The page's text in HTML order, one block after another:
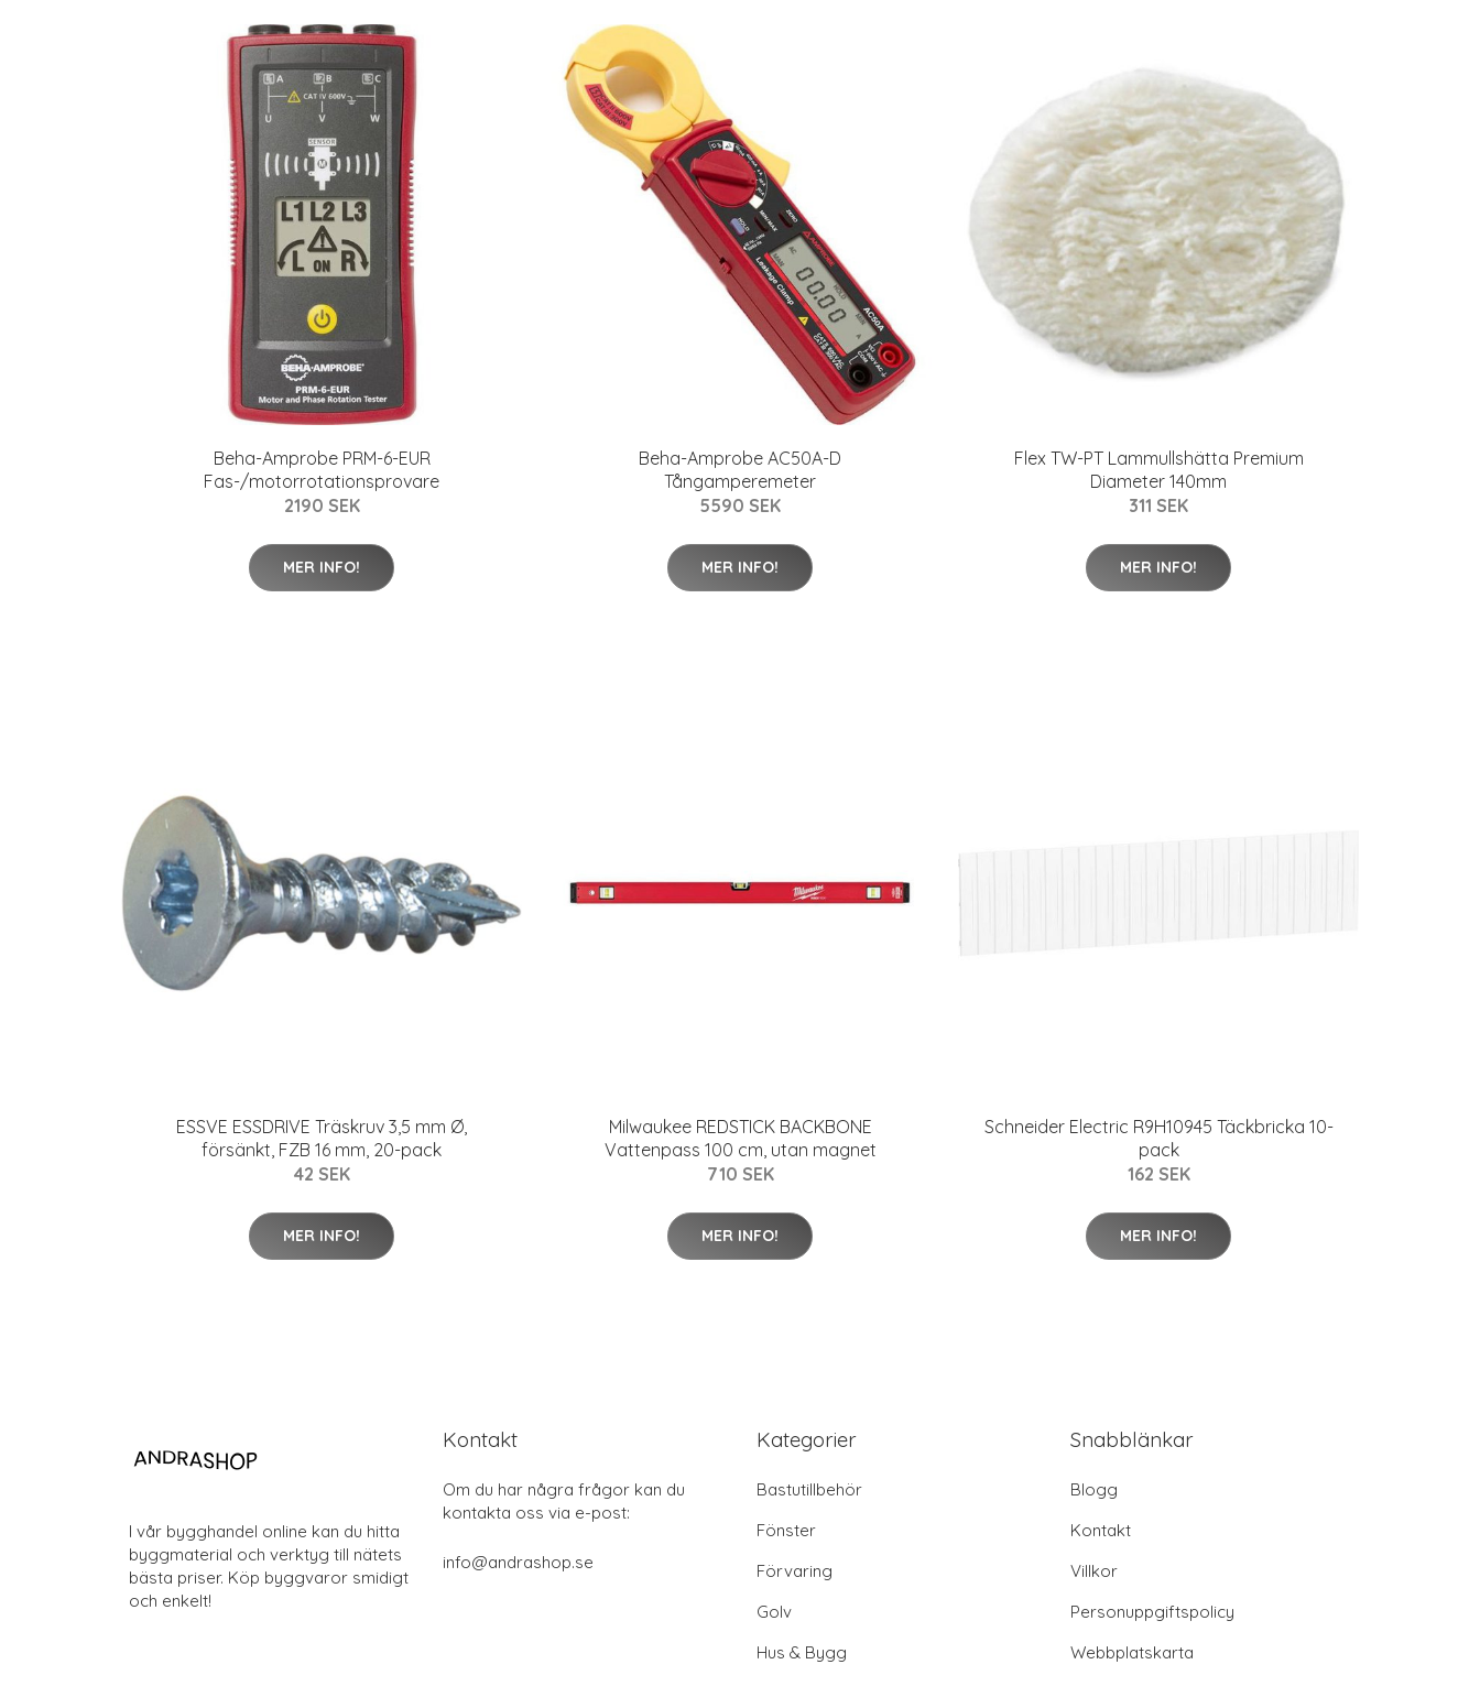
Beha-Amprobe PRM-6-EUR
Fas-/motorrotationsprovare
2190 SEK
MER INFO!
Beha-Amprobe AC50A-D
Tångamperemeter
5590 SEK
MER INFO!
Flex TW-PT Lammullshätta Premium
Diameter 140mm
311 SEK
MER INFO!
ESSVE ESSDRIVE Träskruv 3,5 mm Ø,
försänkt, FZB 16 mm, 20-pack
42 SEK
MER INFO!
Milwaukee REDSTICK BACKBONE
Vattenpass 100 cm, utan magnet
710 SEK
MER INFO!
Schneider Electric R9H10945 Täckbricka 10-
pack
162 SEK
MER INFO!
I vår bygghandel online kan du hitta
byggmaterial och verktyg till nätets
bästa priser. Köp byggvaror smidigt
och enkelt!
Kontakt
Om du har några frågor kan du
kontakta oss via e-post:
info@andrashop.se
Kategorier
Bastutillbehör
Fönster
Förvaring
Golv
Hus & Bygg
Snabblänkar
Blogg
Kontakt
Villkor
Personuppgiftspolicy
Webbplatskarta